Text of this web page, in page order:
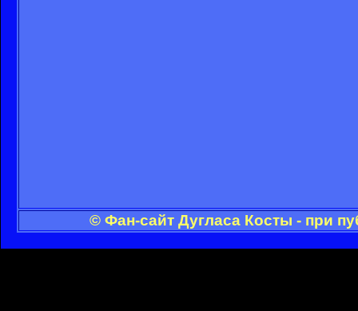
© Фан-сайт Дугласа Косты - при